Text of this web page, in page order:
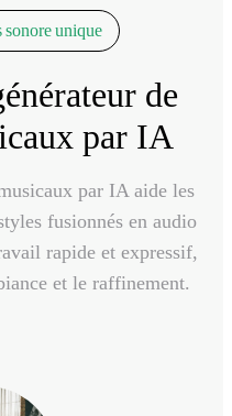
sonore unique
de
par IA
par IA aide les
fusionnés en audio
rapide et expressif,
et le raffinement.